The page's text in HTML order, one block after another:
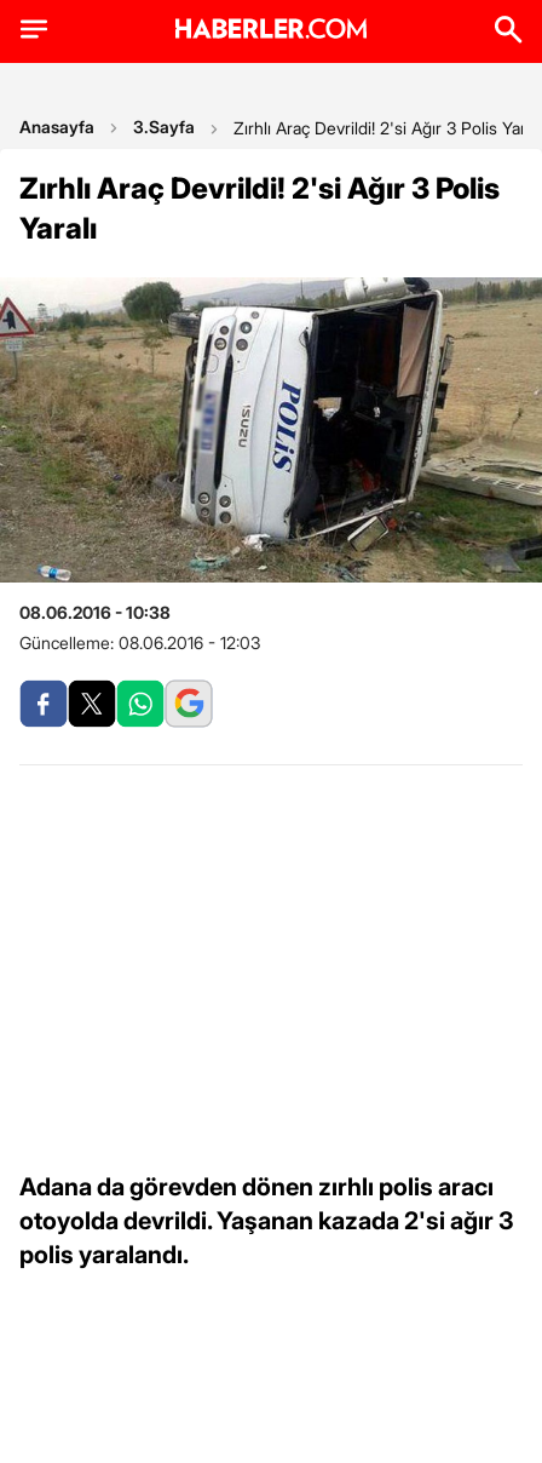
Anasayfa 3.Sayfa Zırhlı Araç Devrildi! 2'si Ağır 3 Polis Yaralı
Zırhlı Araç Devrildi! 2'si Ağır 3 Polis
Yaralı
08.06.2016 - 10:38
Güncelleme: 08.06.2016 - 12:03
Adana da görevden dönen zırhlı polis aracı
otoyolda devrildi. Yaşanan kazada 2'si ağır 3
polis yaralandı.